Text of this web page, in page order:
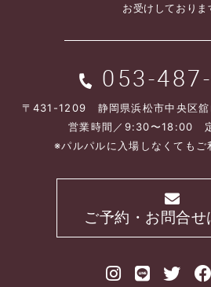
お受けしておりま
053-
〒431-1209 静岡県浜松市中央区舘
営業時間／9:30〜18:00
※パルパルに入場しなくてもご
ご予約・お問合せ